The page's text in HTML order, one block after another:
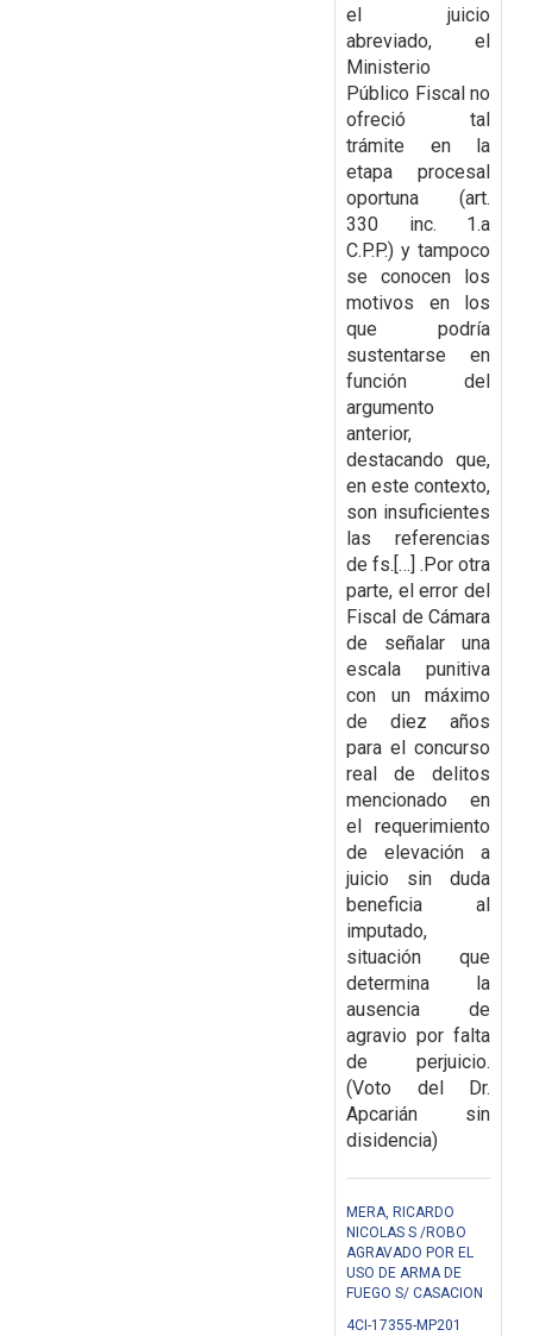
el juicio
abreviado, el
Ministerio
Público Fiscal no
ofreció tal
trámite en la
etapa procesal
oportuna (art.
330 inc. 1.a
C.P.P.) y tampoco
se conocen los
motivos en los
que podría
sustentarse en
función del
argumento
anterior,
destacando que,
en este contexto,
son insuficientes
las referencias
de fs.[…] .Por otra
parte, el error del
Fiscal de Cámara
de señalar una
escala punitiva
con un máximo
de diez años
para el concurso
real de delitos
mencionado en
el requerimiento
de elevación a
juicio sin duda
beneficia al
imputado,
situación que
determina la
ausencia de
agravio por falta
de perjuicio.
(Voto del Dr.
Apcarián sin
disidencia)
MERA, RICARDO
NICOLAS S /ROBO
AGRAVADO POR EL
USO DE ARMA DE
FUEGO S/ CASACION
4CI-17355-MP201